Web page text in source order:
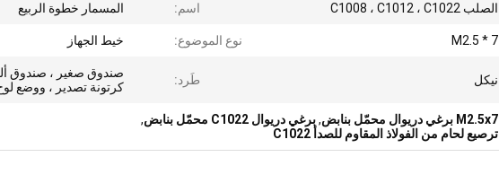
الصلب C1008 ، C1012 ، C1022 اسم: المسمار خطوة الربيع
M2.5 * 7 نوع الموضوع: خيط الجهاز
نيكل طَرد:
صندوق صغير ، صندوق
كرتونة تصدير ، ووضع
M2.5x7 برغي دريوال محمّل بنابض ,برغي دريوال C1022 محمّل بنابض
,
ترصيع لحام من الفولاذ المقاوم للصدأ C1022